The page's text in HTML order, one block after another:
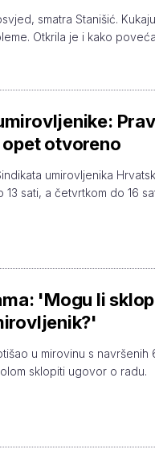
smatra Stanišić.
Otkrila je i kako
otvoreno
umirovljenika
sati, a četvrtkom do 16
'Mogu li
u mirovinu s navršenih
sklopiti ugovor o radu.